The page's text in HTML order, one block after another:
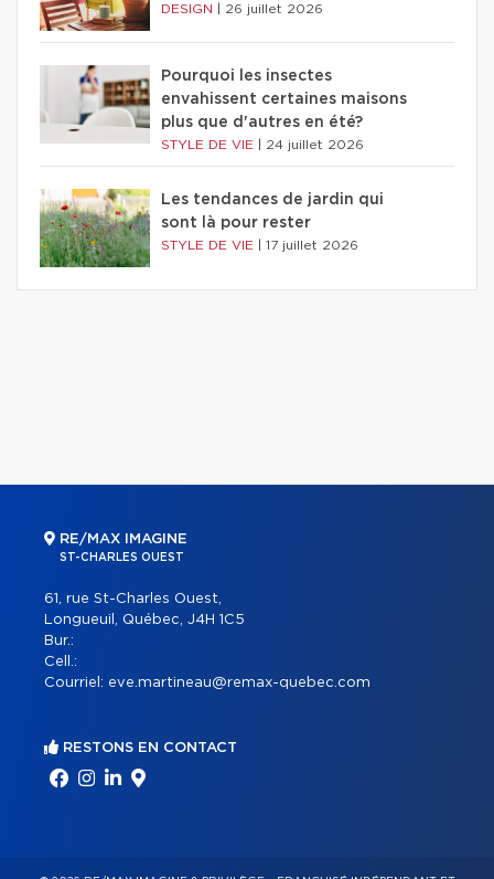
DESIGN 26 juillet 2026
Pourquoi les insectes
envahissent certaines maisons
plus que d'autres en été?
STYLE DE VIE 24 juillet 2026
Les tendances de jardin qui
sont là pour rester
STYLE DE VIE 17 juillet 2026
RE/MAX IMAGINE
ST-CHARLES OUEST
61, rue St-Charles Ouest,
Longueuil, Québec, J4H 1C5
Bur.:
Cell.:
Courriel: eve.martineau@remax-quebec.com
RESTONS EN CONTACT